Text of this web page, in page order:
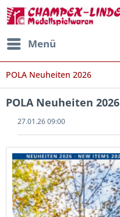
Menü
POLA Neuheiten 2026
POLA Neuheiten 2026
27.01.26 09:00